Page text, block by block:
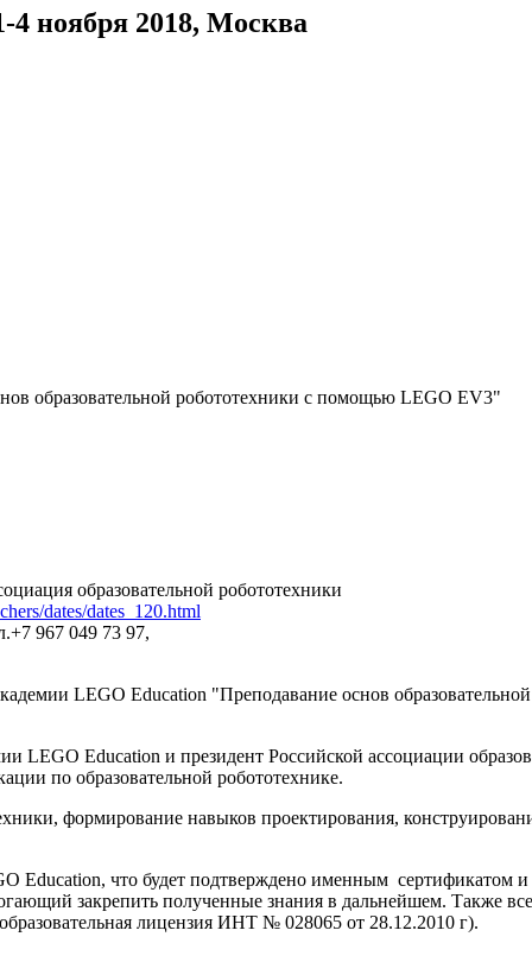
ноября 2018, Москва
образовательной робототехники с помощью LEGO EV3"
образовательной робототехники
dates/dates_120.html
967 049 73 97,
LEGO Education "Преподавание основ
LEGO Education и президент Российской ассоциации
по образовательной робототехнике.
формирование навыков проектирования,
Education, что будет подтверждено именным сертификатом
закрепить полученные знания в дальнейшем. Также
лицензия ИНТ № 028065 от 28.12.2010 г).